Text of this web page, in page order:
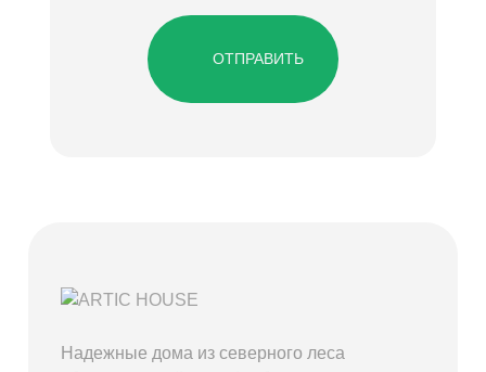
ОТПРАВИТЬ
Надежные дома из северного леса